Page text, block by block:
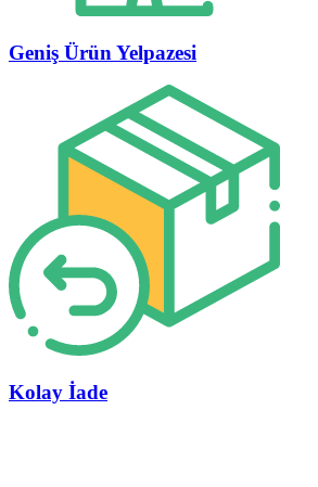
Geniş Ürün Yelpazesi
Kolay İade